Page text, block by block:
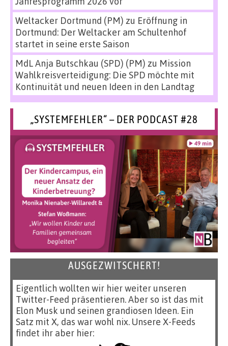
Weltacker Dortmund (PM) zu Eröffnung in
Dortmund: Der Weltacker am Schultenhof
startet in seine erste Saison
MdL Anja Butschkau (SPD) (PM) zu Mission
Wahlkreisverteidigung: Die SPD möchte mit
Kontinuität und neuen Ideen in den Landtag
„SYSTEMFEHLER“ – DER PODCAST #28
AUSGEZWITSCHERT!
Eigentlich wollten wir hier weiter unseren
Twitter-Feed präsentieren. Aber so ist das mit
Elon Musk und seinen grandiosen Ideen. Ein
Satz mit X, das war wohl nix. Unsere X-Feeds
findet ihr aber hier: